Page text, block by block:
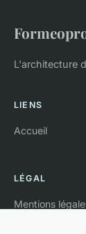
L'architecture
LIENS
Accueil
LÉGAL
Mentions